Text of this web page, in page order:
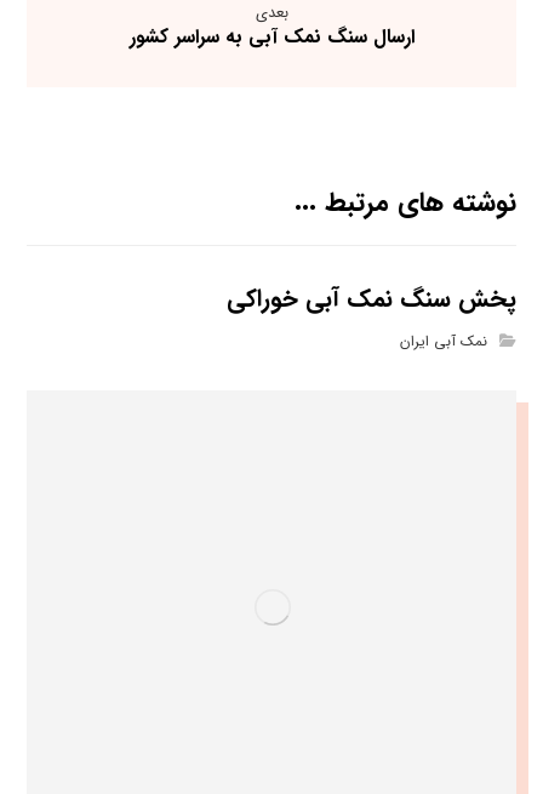
بعدی
ارسال سنگ نمک آبی به سراسر کشور
نوشته های مرتبط ...
پخش سنگ نمک آبی خوراکی
نمک آبی ایران